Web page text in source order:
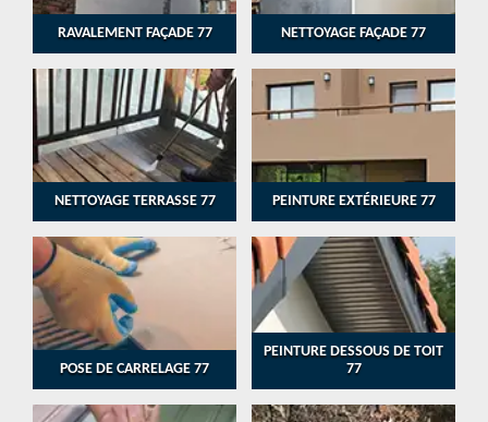
RAVALEMENT FAÇADE 77 NETTOYAGE FAÇADE 77
NETTOYAGE TERRASSE 77 PEINTURE EXTÉRIEURE 77
POSE DE CARRELAGE 77
PEINTURE DESSOUS DE TOIT
77